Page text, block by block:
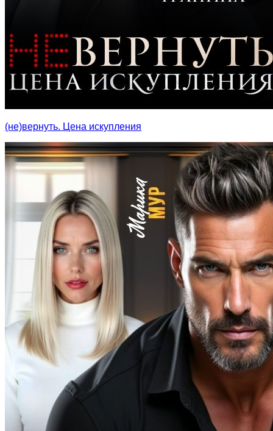
(не)вернуть. Цена искупления